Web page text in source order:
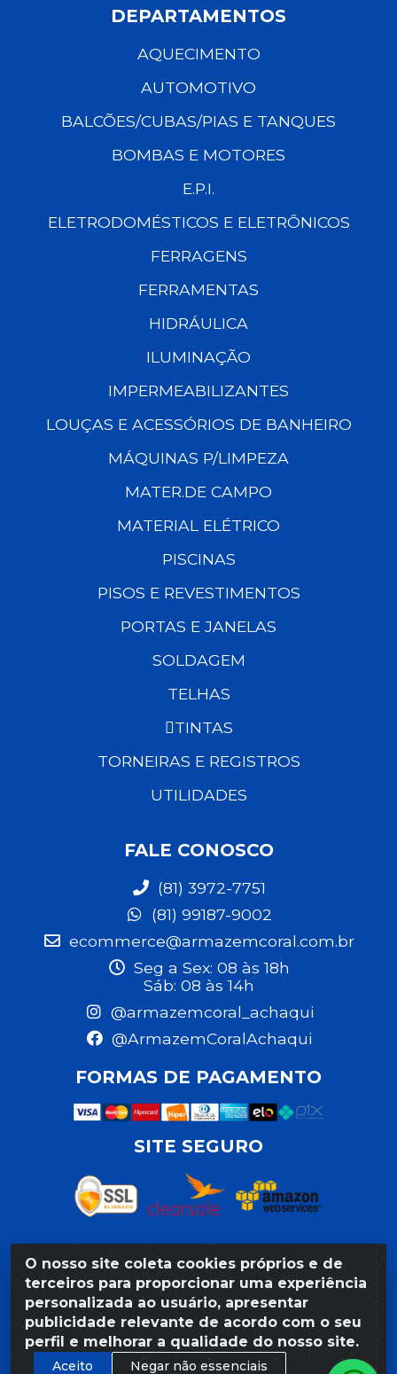
O nosso site coleta cookies próprios e de
terceiros para proporcionar uma experiência
personalizada ao usuário, apresentar
publicidade relevante de acordo com o seu
perfil e melhorar a qualidade do nosso site.
Aceito Negar não essenciais
DEPARTAMENTOS
AQUECIMENTO
AUTOMOTIVO
BALCÕES/CUBAS/PIAS E TANQUES
BOMBAS E MOTORES
E.P.I.
ELETRODOMÉSTICOS E ELETRÔNICOS
FERRAGENS
FERRAMENTAS
HIDRÁULICA
ILUMINAÇÃO
IMPERMEABILIZANTES
LOUÇAS E ACESSÓRIOS DE BANHEIRO
MÁQUINAS P/LIMPEZA
MATER.DE CAMPO
MATERIAL ELÉTRICO
PISCINAS
PISOS E REVESTIMENTOS
PORTAS E JANELAS
SOLDAGEM
TELHAS
TINTAS
TORNEIRAS E REGISTROS
UTILIDADES
FALE CONOSCO
(81) 3972-7751
(81) 99187-9002
ecommerce@armazemcoral.com.br
Seg a Sex: 08 às 18h
Sáb: 08 às 14h
@armazemcoral_achaqui
@ArmazemCoralAchaqui
FORMAS DE PAGAMENTO
SITE SEGURO
Razão Social: Armazém Coral LTDA - Rua da Praia,
103 - São José - Recife/PE - CEP 50020-550 -
CNPJ 11.623.188/0027-80